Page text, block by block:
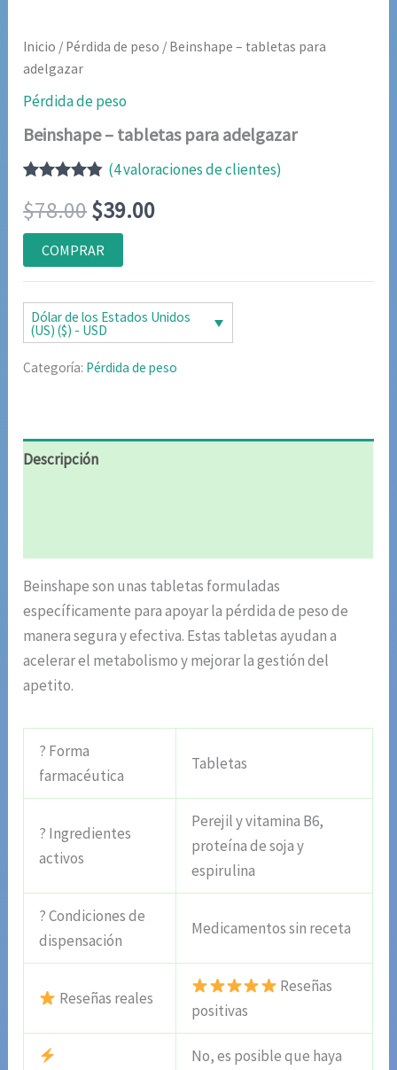
Inicio / Pérdida de peso / Beinshape – tabletas para
adelgazar
Pérdida de peso
Beinshape – tabletas para adelgazar
con4.75de
5 en base
a
valoraciones
de clientes
(4valoraciones de clientes)
$78.00El
precio
original
era:
$78.00.
$39.00El
actual
es:
$39.00.
COMPRAR
Dólar de los Estados Unidos
(US) ($) - USD
Categoría: Pérdida de peso
Descripción
Beinshape son unas tabletas formuladas
específicamente para apoyar la pérdida de peso de
manera segura y efectiva. Estas tabletas ayudan a
acelerar el metabolismo y mejorar la gestión del
apetito.
? Forma
farmacéutica
Tabletas
? Ingredientes
activos
Perejil y vitamina B6,
proteína de soja y
espirulina
? Condiciones de
dispensación
Medicamentos sin receta
Reseñas reales
Reseñas
positivas
No, es posible que haya